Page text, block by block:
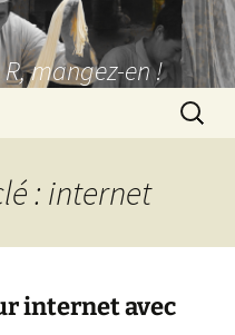
mangez-en !
: internet
internet avec